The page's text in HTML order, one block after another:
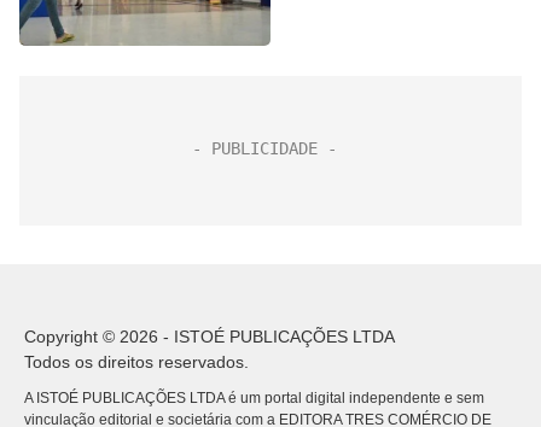
Copyright © 2026 - ISTOÉ PUBLICAÇÕES LTDA
Todos os direitos reservados.
A ISTOÉ PUBLICAÇÕES LTDA é um portal digital independente e sem
vinculação editorial e societária com a EDITORA TRES COMÉRCIO DE